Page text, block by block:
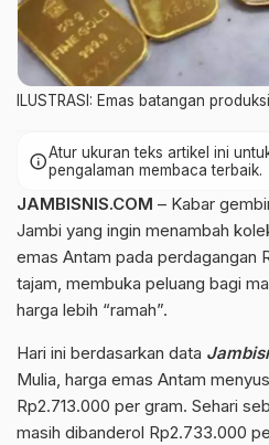
ILUSTRASI: Emas batangan
infoAtur ukuran teks artikel ini
pengalaman membaca terbaik.
JAMBISNIS.COM – Kabar
Jambi yang ingin menambah
emas Antam pada perdagangan
tajam, membuka peluang bagi
harga lebih “ramah”.
Hari ini berdasarkan data
Mulia, harga emas Antam
Rp2.713.000 per gram. Sehari
masih dibanderol Rp2.733.000